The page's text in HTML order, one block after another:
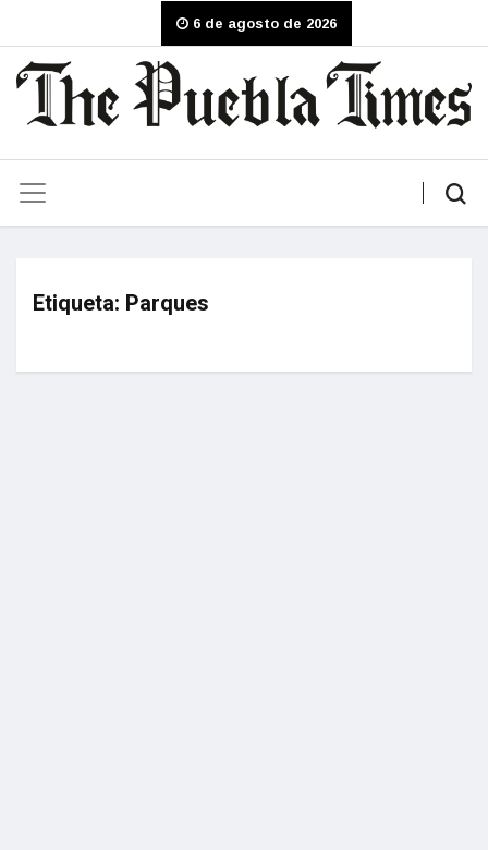
6 de agosto de 2026
Etiqueta: Parques